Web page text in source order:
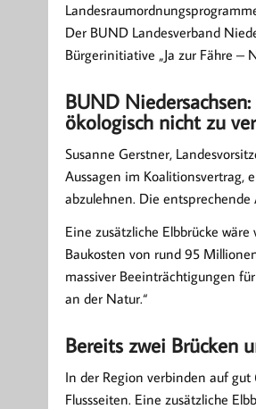
Der BUND Landesverband
Bürgerinitiative „Ja zur Fähre –
BUND
ökologisch nicht zu
Susanne Gerstner,
Aussagen im Koalitionsvertrag,
abzulehnen. Die
Eine zusätzliche Elbbrücke
Baukosten von rund 95
massiver Beeinträchtigungen
an der Natur.“
Bereits zwei Brücken
In der Region verbinden auf
Flussseiten. Eine zusätzliche